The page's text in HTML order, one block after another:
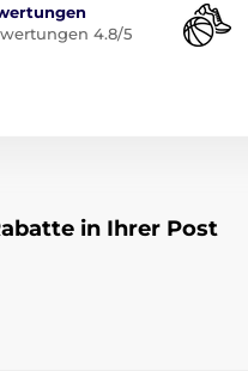
4.8/5
in Ihrer Post